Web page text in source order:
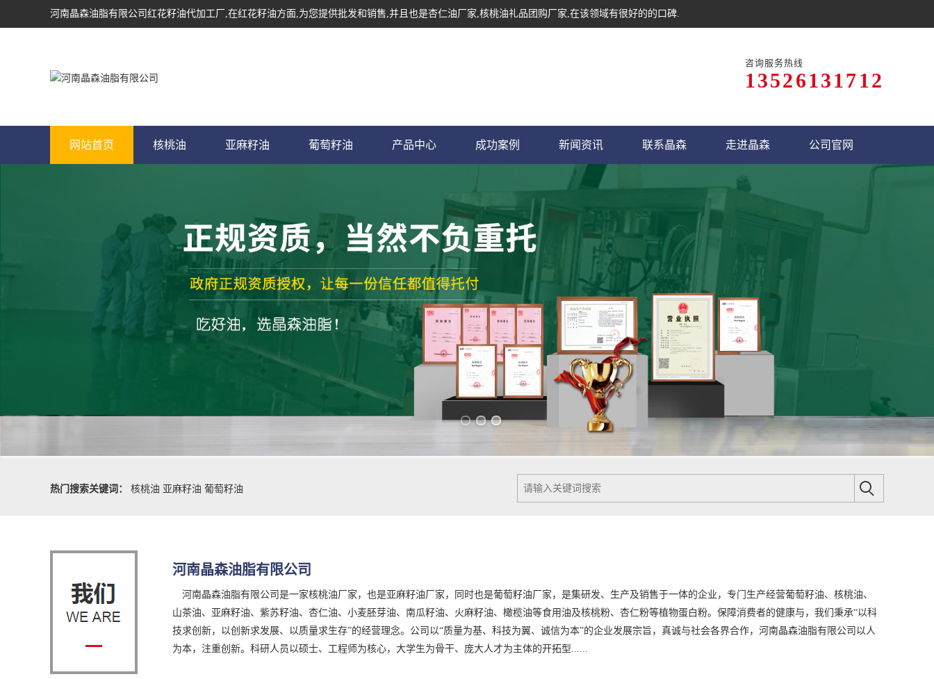
河南晶森油脂有限公司 红花籽油代加工厂 ,在红花籽油方面,为您提供批发和销售,并且也是杏仁油厂家,核桃油礼品团购厂家,在该领域有很好的的口碑.
咨询服务热线
13526131712
网站首页 核桃油 亚麻籽油 葡萄籽油 产品中心 成功案例 新闻资讯 联系晶森 走进晶森 公司官网
热门搜索关键词：
核桃油 亚麻籽油 葡萄籽油
河南晶森油脂有限公司
河南晶森油脂有限公司是一家核桃油厂家，也是亚麻籽油厂家，同时也是葡萄籽油厂家，是集研发、生产及销售于一体的企业，专门生产经营葡萄籽油、核桃油、
山茶油、亚麻籽油、紫苏籽油、杏仁油、小麦胚芽油、南瓜籽油、火麻籽油、橄榄油等食用油及核桃粉、杏仁粉等植物蛋白粉。保障消费者的健康与，我们秉承“以科
技求创新，以创新求发展、以质量求生存”的经营理念。公司以“质量为基、科技为翼、诚信为本”的企业发展宗旨，真诚与社会各界合作，河南晶森油脂有限公司以人
为本，注重创新。科研人员以硕士、工程师为核心，大学生为骨干、庞大人才为主体的开拓型......